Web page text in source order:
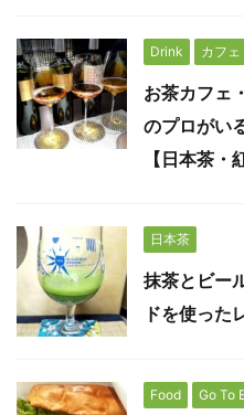
Drink カフェ
お茶カフェ
のプロがい
【日本茶・
日本茶
抹茶とビー
ドを使った
Food Go To